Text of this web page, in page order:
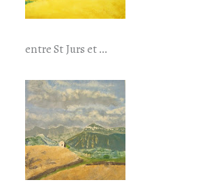
entre St Jurs et …